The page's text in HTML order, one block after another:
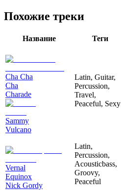
Похожие треки
Название Теги
Cha Cha
Cha
Charade
Sammy
Vulcano
Latin, Guitar,
Percussion,
Travel,
Peaceful, Sexy
Vernal
Equinox
Nick Gordy
Latin,
Percussion,
Acousticbass,
Groovy,
Peaceful